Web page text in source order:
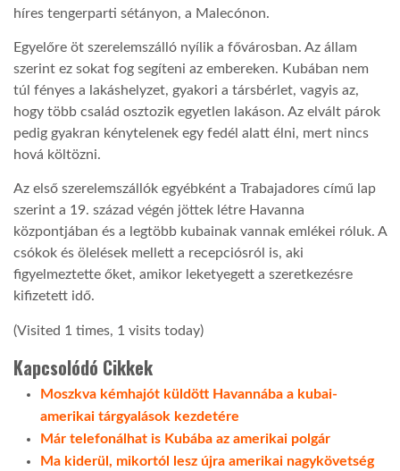
GLOBOBOOK
híres tengerparti sétányon, a Malecónon.
Egyelőre öt szerelemszálló nyílik a fővárosban. Az állam
szerint ez sokat fog segíteni az embereken. Kubában nem
túl fényes a lakáshelyzet, gyakori a társbérlet, vagyis az,
hogy több család osztozik egyetlen lakáson. Az elvált párok
pedig gyakran kénytelenek egy fedél alatt élni, mert nincs
hová költözni.
Az első szerelemszállók egyébként a Trabajadores című lap
szerint a 19. század végén jöttek létre Havanna
központjában és a legtöbb kubainak vannak emlékei róluk. A
csókok és ölelések mellett a recepciósról is, aki
figyelmeztette őket, amikor leketyegett a szeretkezésre
kifizetett idő.
(Visited 1 times, 1 visits today)
Kapcsolódó Cikkek
Moszkva kémhajót küldött Havannába a kubai-
amerikai tárgyalások kezdetére
Már telefonálhat is Kubába az amerikai polgár
Ma kiderül, mikortól lesz újra amerikai nagykövetség